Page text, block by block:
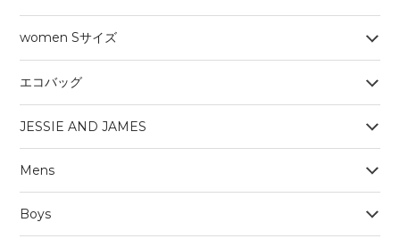
women Sサイズ
エコバッグ
JESSIE AND JAMES
Mens
Boys